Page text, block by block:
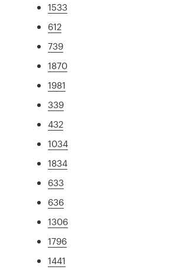
1533
612
739
1870
1981
339
432
1034
1834
633
636
1306
1796
1441